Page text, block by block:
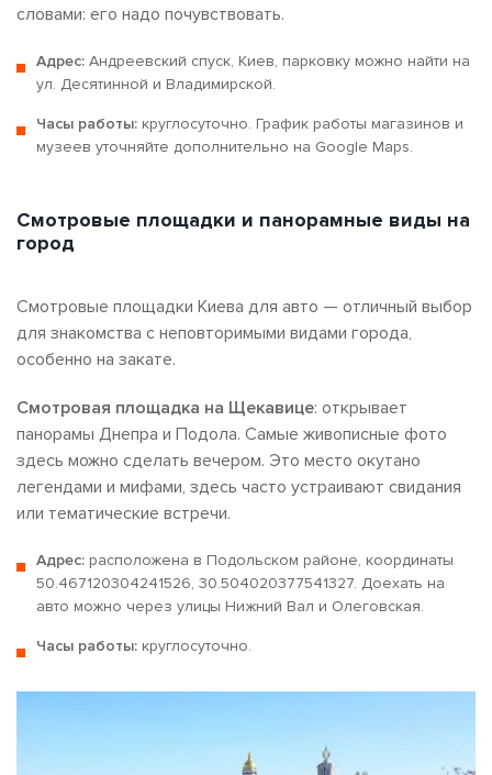
словами: его надо почувствовать.
Адрес: Андреевский спуск, Киев, парковку можно найти на
ул. Десятинной и Владимирской.
Часы работы: круглосуточно. График работы магазинов и
музеев уточняйте дополнительно на Google Maps.
Смотровые площадки и панорамные виды на
город
Смотровые площадки Киева для авто — отличный выбор
для знакомства с неповторимыми видами города,
особенно на закате.
Смотровая площадка на Щекавице: открывает
панорамы Днепра и Подола. Самые живописные фото
здесь можно сделать вечером. Это место окутано
легендами и мифами, здесь часто устраивают свидания
или тематические встречи.
Адрес: расположена в Подольском районе, координаты
50.467120304241526, 30.504020377541327. Доехать на
авто можно через улицы Нижний Вал и Олеговская.
Часы работы: круглосуточно.